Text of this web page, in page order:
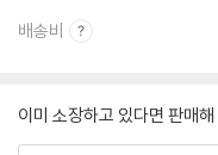
배송비
이미 소장하고 있다면 판매해